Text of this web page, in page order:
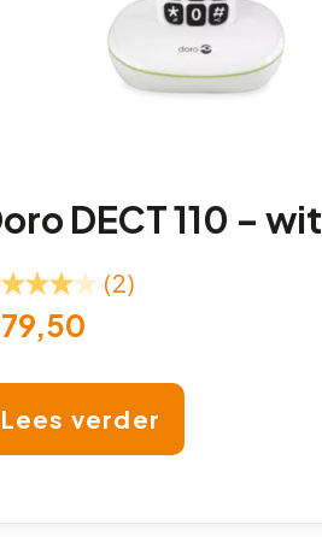
DECT 110 – wit
(2)
79,50
Lees verder